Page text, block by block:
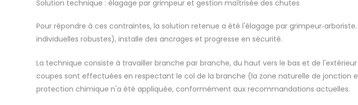
Solution technique : élagage par grimpeur et gestion maîtrisée des chutes
Pour répondre à ces contraintes, la solution retenue a été l'élagage par
individuelles robustes), installe des ancrages et progresse en sécurité.
La technique consiste à travailler branche par branche, du haut vers le bas et de
coupes sont effectuées en respectant le col de la branche (la zone naturelle de
protection chimique n'a été appliquée, conformément aux recommandations actuelles.